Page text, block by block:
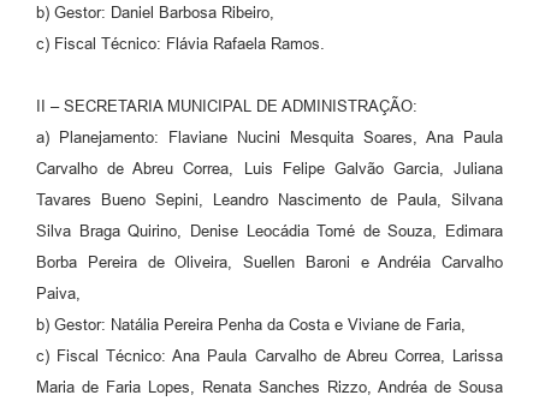
b) Gestor: Daniel Barbosa Ribeiro,
c) Fiscal Técnico: Flávia Rafaela Ramos.
II – SECRETARIA MUNICIPAL DE ADMINISTRAÇÃO:
a) Planejamento: Flaviane Nucini Mesquita Soares, Ana Paula
Carvalho de Abreu Correa, Luis Felipe Galvão Garcia, Juliana
Tavares Bueno Sepini, Leandro Nascimento de Paula, Silvana
Silva Braga Quirino, Denise Leocádia Tomé de Souza, Edimara
Borba Pereira de Oliveira, Suellen Baroni e Andréia Carvalho
Paiva,
b) Gestor: Natália Pereira Penha da Costa e Viviane de Faria,
c) Fiscal Técnico: Ana Paula Carvalho de Abreu Correa, Larissa
Maria de Faria Lopes, Renata Sanches Rizzo, Andréa de Sousa